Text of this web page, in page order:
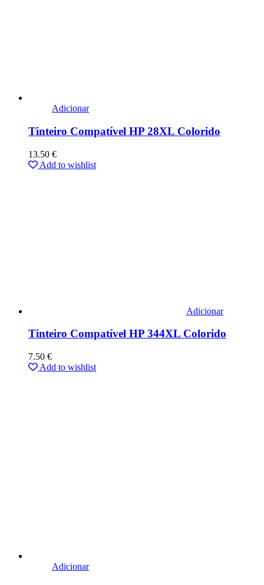
Adicionar
Tinteiro Compatível HP 28XL Colorido
13.50 €
Add to wishlist
Adicionar
Tinteiro Compatível HP 344XL Colorido
7.50 €
Add to wishlist
Adicionar